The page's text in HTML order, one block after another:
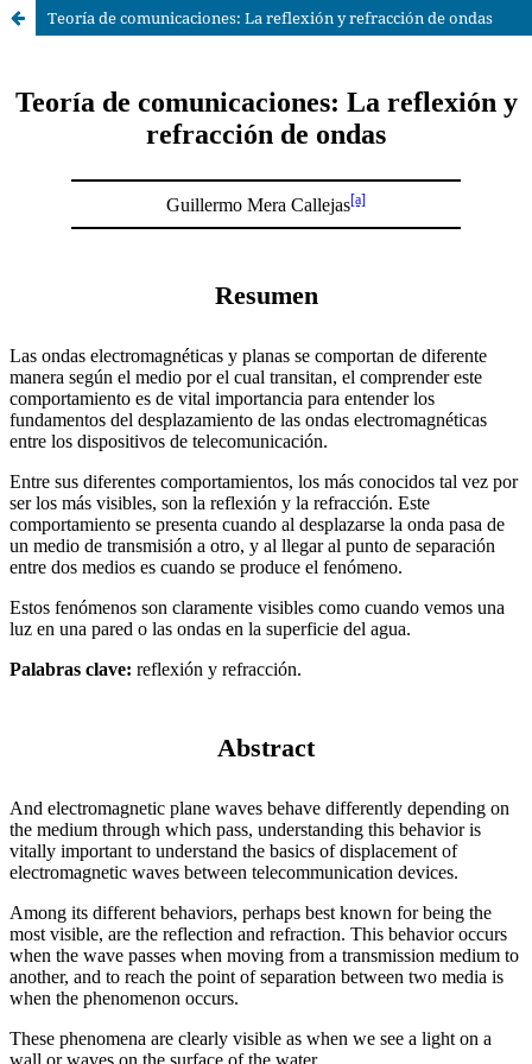
Teoría de comunicaciones: La reflexión y refracción de ondas